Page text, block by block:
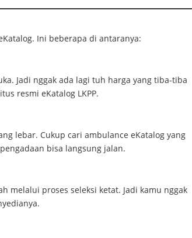
Ini beberapa di antaranya:
Jadi nggak ada lagi tuh harga yang tiba-tiba
resmi eKatalog LKPP.
lebar. Cukup cari ambulance eKatalog yang
bisa langsung jalan.
melalui proses seleksi ketat. Jadi kamu nggak